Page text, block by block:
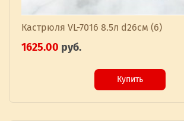
Кастрюля VL-7016 8.5л d26см (6)
1625.00 руб.
Купить